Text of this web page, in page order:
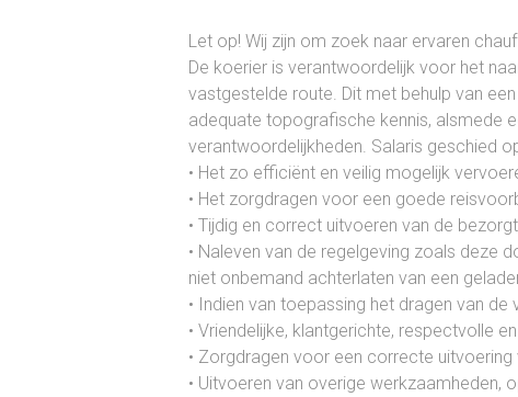
Let op! Wij zijn om zoek naar ervaren
De koerier is verantwoordelijk voor het
vastgestelde route. Dit met behulp van
adequate topografische kennis, alsmede
verantwoordelijkheden. Salaris geschied
• Het zo efficiënt en veilig mogelijk
• Het zorgdragen voor een goede
• Tijdig en correct uitvoeren van de
• Naleven van de regelgeving zoals deze
niet onbemand achterlaten van een
• Indien van toepassing het dragen van
• Vriendelijke, klantgerichte, respectvolle
• Zorgdragen voor een correcte
• Uitvoeren van overige werkzaamheden,